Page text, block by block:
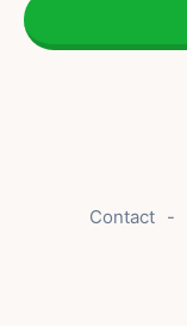
Contact